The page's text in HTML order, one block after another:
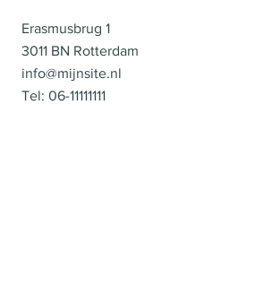
Erasmusbrug 1
3011 BN Rotterdam
info@mijnsite.nl
Tel: 06-11111111